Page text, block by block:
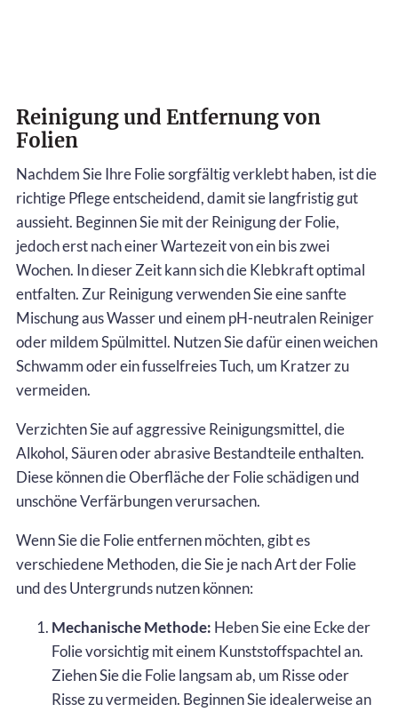
Reinigung und Entfernung von
Folien
Nachdem Sie Ihre Folie sorgfältig verklebt haben, ist die
richtige Pflege entscheidend, damit sie langfristig gut
aussieht. Beginnen Sie mit der Reinigung der Folie,
jedoch erst nach einer Wartezeit von ein bis zwei
Wochen. In dieser Zeit kann sich die Klebkraft optimal
entfalten. Zur Reinigung verwenden Sie eine sanfte
Mischung aus Wasser und einem pH-neutralen Reiniger
oder mildem Spülmittel. Nutzen Sie dafür einen weichen
Schwamm oder ein fusselfreies Tuch, um Kratzer zu
vermeiden.
Verzichten Sie auf aggressive Reinigungsmittel, die
Alkohol, Säuren oder abrasive Bestandteile enthalten.
Diese können die Oberfläche der Folie schädigen und
unschöne Verfärbungen verursachen.
Wenn Sie die Folie entfernen möchten, gibt es
verschiedene Methoden, die Sie je nach Art der Folie
und des Untergrunds nutzen können:
Mechanische Methode: Heben Sie eine Ecke der
Folie vorsichtig mit einem Kunststoffspachtel an.
Ziehen Sie die Folie langsam ab, um Risse oder
Risse zu vermeiden. Beginnen Sie idealerweise an